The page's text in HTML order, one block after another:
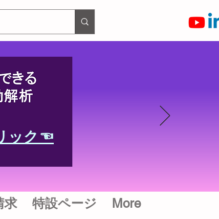
ック☜
求 特設ページ More